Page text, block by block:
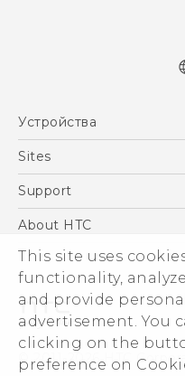
This site uses
functionality,
and provide
advertisement. You
clicking on the
preference on
Русский -
Қазақ -
Қазақ -
Устройства
5G
EXODUS
VIVE
Sites
HTC Dev
Support
ПОДДЕРЖКА
About HTC
ESG
Инвестирование
Политика
Безопасность
Вакансии
© 2011-2026 HTC